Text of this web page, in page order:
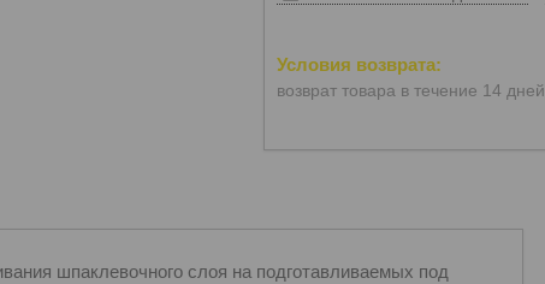
возврат товара в течение 14 дней
шпаклевочного слоя на подготавливаемых под